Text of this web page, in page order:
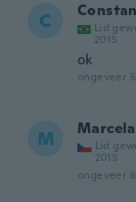
C
Lid
2015
ok
ongeveer
M Marcela
Lid
2015
ongeveer